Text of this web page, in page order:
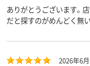
ありがとうございます。
だと探すのがめんどく無い
2026年6